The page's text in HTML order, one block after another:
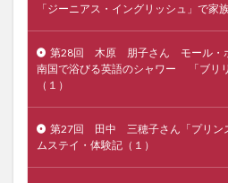
「ジーニアス・イングリッシュ」で家
第28回 木原 朋子さん モール・
南国で浴びる英語のシャワー 「ブリ
（１）
第27回 田中 三穂子さん「プリン
ムステイ・体験記（１）